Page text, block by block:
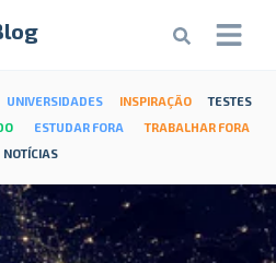
UNIVERSIDADES INSPIRAÇÃO
TESTES
ESTUDAR FORA
TRABALHAR FORA
NOTÍCIAS